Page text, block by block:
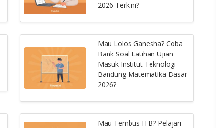
2026 Terkini?
Mau Lolos Ganesha? Coba
Bank Soal Latihan Ujian
Masuk Institut Teknologi
Bandung Matematika Dasar
2026?
Mau Tembus ITB? Pelajari